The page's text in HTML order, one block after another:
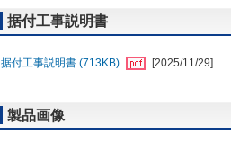
据付工事説明書
据付工事説明書 (713KB) [2025/11/29]
製品画像